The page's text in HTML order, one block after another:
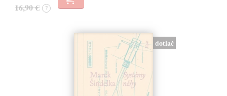
16,90 € ?
dotlač